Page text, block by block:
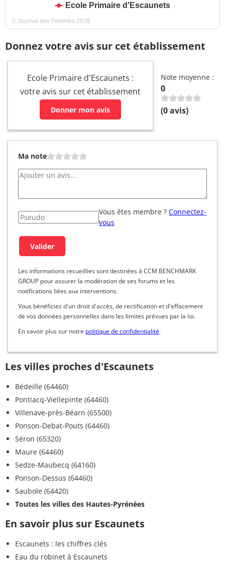
Ecole Primaire d'Escaunets
© Journal des Femmes 2026
Donnez votre avis sur cet établissement
Ecole Primaire d'Escaunets :
votre avis sur cet établissement
Donner mon avis
Note moyenne :
0
(0avis)
Ma note
Vous êtes membre ? Connectez-
vous
Les informations recueillies sont destinées à CCM BENCHMARK
GROUP pour assurer la modération de ses forums et les
notifications liées aux interventions.
Vous bénéficiez d'un droit d'accès, de rectification et d'effacement
de vos données personnelles dans les limites prévues par la loi.
En savoir plus sur notre politique de confidentialité.
Les villes proches d'Escaunets
Bédeille (64460)
Pontiacq-Viellepinte (64460)
Villenave-près-Béarn (65500)
Ponson-Debat-Pouts (64460)
Séron (65320)
Maure (64460)
Sedze-Maubecq (64160)
Ponson-Dessus (64460)
Saubole (64420)
Toutes les villes des Hautes-Pyrénées
En savoir plus sur Escaunets
Escaunets : les chiffres clés
Eau du robinet à Escaunets